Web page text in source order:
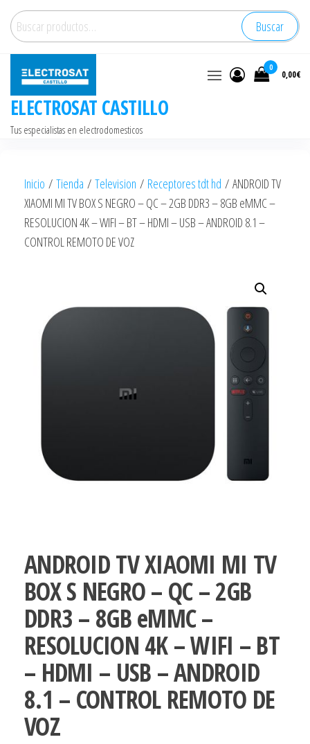
Saltar
contenido
Buscar
por:
Buscar
ELECTROSAT CASTILLO
Tus especialistas en electrodomesticos
0
0,00€
Inicio / Tienda / Television / Receptores tdt hd / ANDROID TV
XIAOMI MI TV BOX S NEGRO – QC – 2GB DDR3 – 8GB eMMC –
RESOLUCION 4K – WIFI – BT – HDMI – USB – ANDROID 8.1 –
CONTROL REMOTO DE VOZ
ANDROID TV XIAOMI MI TV
BOX S NEGRO – QC – 2GB
DDR3 – 8GB eMMC –
RESOLUCION 4K – WIFI – BT
– HDMI – USB – ANDROID
8.1 – CONTROL REMOTO DE
VOZ